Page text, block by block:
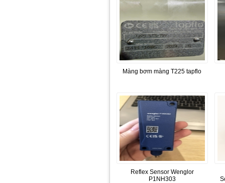
Màng bơm màng T225 tapflo
Reflex Sensor Wenglor
P1NH303